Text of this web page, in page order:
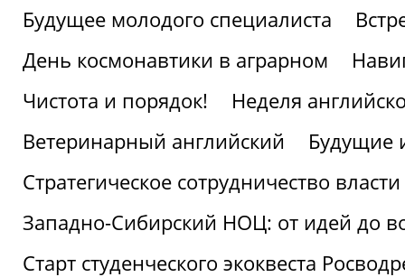
Будущее молодого специалиста
День космонавтики в аграрном
Чистота и порядок!
Неделя
Ветеринарный английский
Будущие
Стратегическое сотрудничество
Западно-Сибирский НОЦ: от идей до
Старт студенческого экоквеста